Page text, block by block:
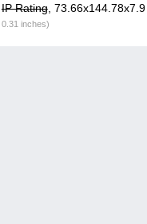
IP Rating,
0.31 inches)